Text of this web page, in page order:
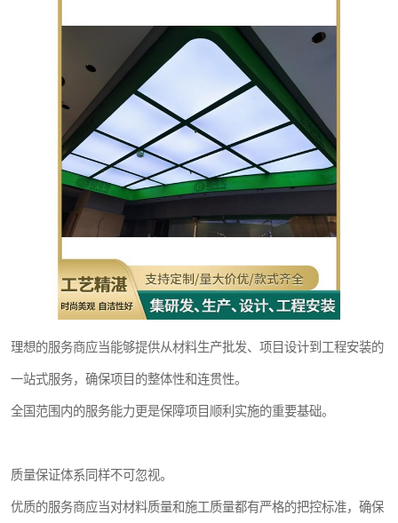
理想的服务商应当能够提供从材料生产批发、项目设计到工程安装的
一站式服务，确保项目的整体性和连贯性。
全国范围内的服务能力更是保障项目顺利实施的重要基础。
质量保证体系同样不可忽视。
优质的服务商应当对材料质量和施工质量都有严格的把控标准，确保